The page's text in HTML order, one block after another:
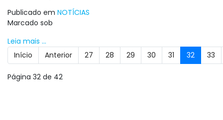
Publicado em NOTÍCIAS
Marcado sob
Leia mais ...
Início
Anterior 27 28 29 30 31 32 33
Página 32 de 42